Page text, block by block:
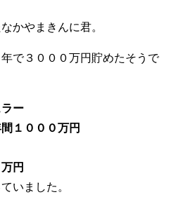
かやまきんに君。
で３０００万円貯めたそうで
ー
１０００万円
円
いました。